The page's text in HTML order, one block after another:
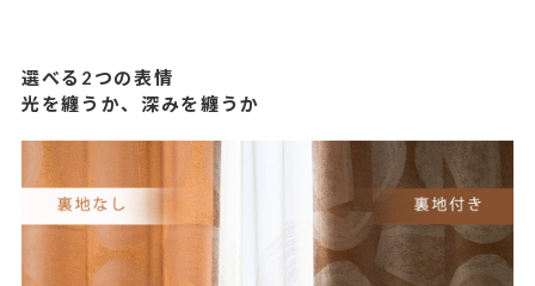
選べる2つの表情
光を纏うか、深みを纏うか